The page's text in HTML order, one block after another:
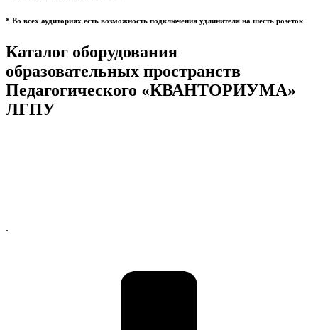
* Во всех аудиториях есть возможность подключения удлинителя на шесть розеток
Каталог оборудования
образовательных пространств
Педагогического «КВАНТОРИУМА»
ЛГПУ
.